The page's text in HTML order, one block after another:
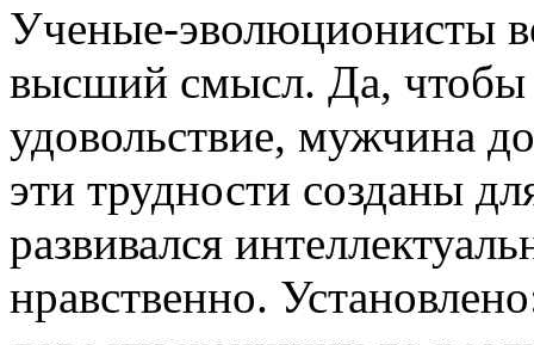
Ученые-эволюционисты
высший смысл. Да, чтобы
удовольствие, мужчина
эти трудности созданы
развивался
нравственно.